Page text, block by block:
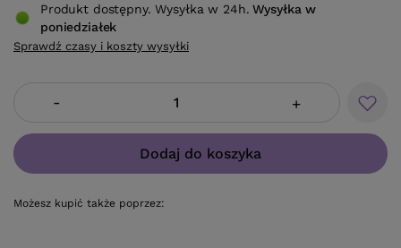
- +
Dodaj do koszyka
Możesz kupić także poprzez:
Produkt dostępny. Wysyłka w 24h. Wysyłkaw
poniedziałek
Sprawdź czasy i koszty wysyłki